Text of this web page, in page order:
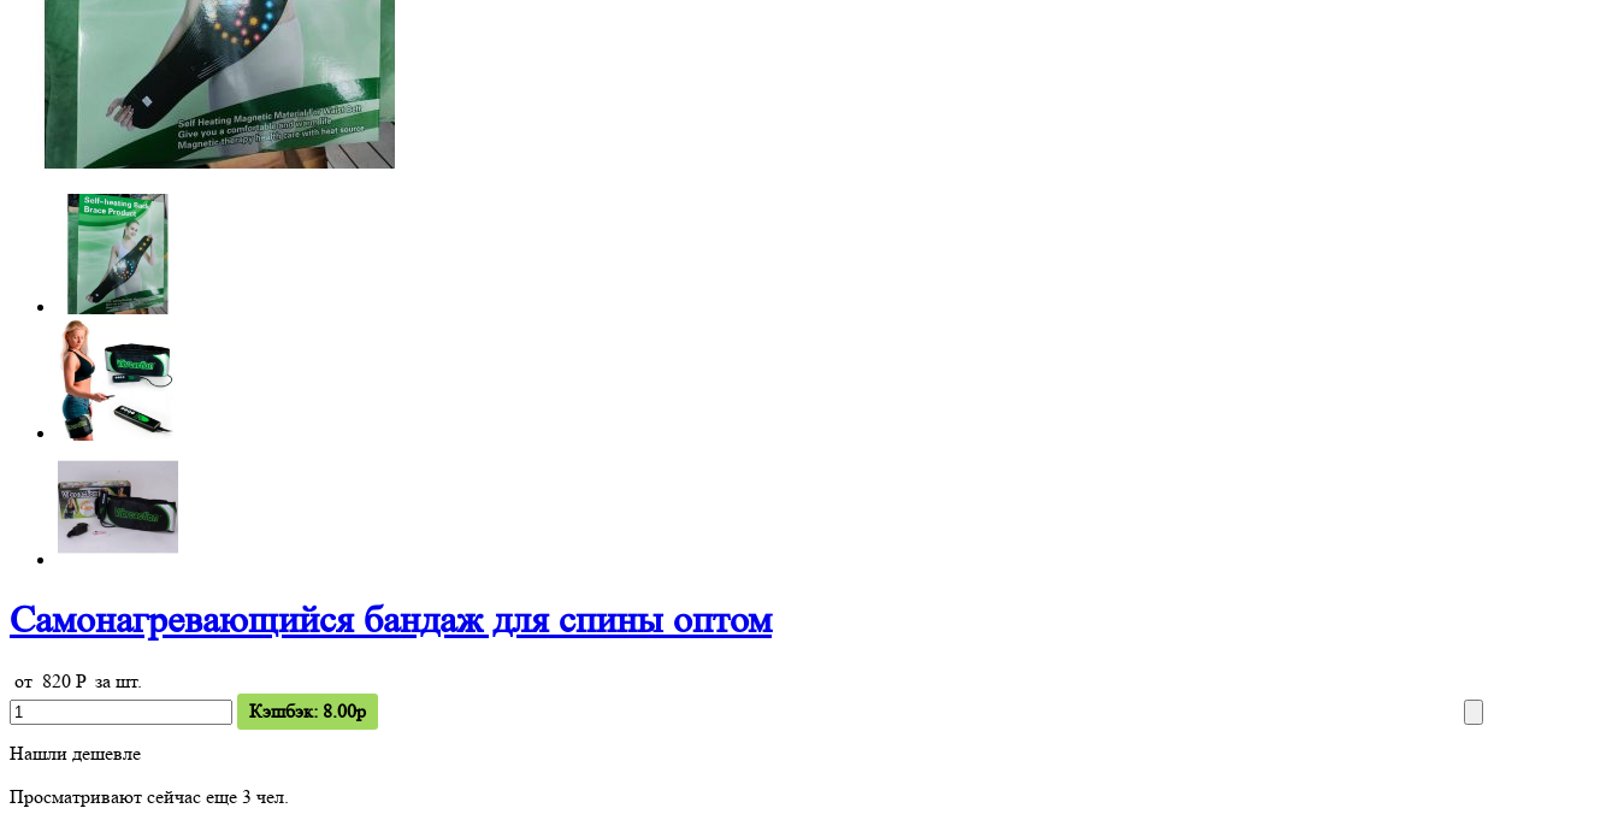
Самонагревающийся бандаж для спины оптом
от 820 Pза шт.
Кэшбэк: 8.00p
Нашли дешевле
Просматривают сейчас еще 3 чел.